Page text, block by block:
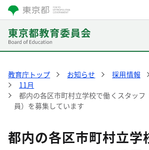
教育庁トップ お知らせ 採用情報
11月
都内の各区市町村立学校で働くスタッフ
員）を募集しています
都内の各区市町村立学